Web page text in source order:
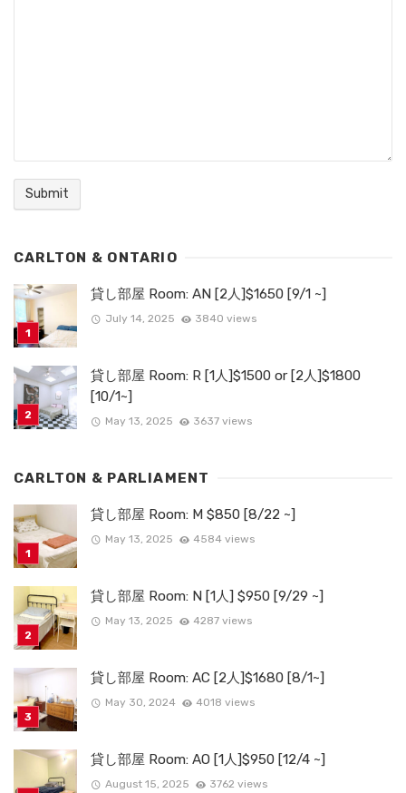
CARLTON & ONTARIO
貸し部屋 Room: AN [2人]$1650 [9/1 ~]
July 14, 2025 3840 views
貸し部屋 Room: R [1人]$1500 or [2人]$1800
[10/1~]
May 13, 2025 3637 views
CARLTON & PARLIAMENT
貸し部屋 Room: M $850 [8/22 ~]
May 13, 2025 4584 views
貸し部屋 Room: N [1人] $950 [9/29 ~]
May 13, 2025 4287 views
貸し部屋 Room: AC [2人]$1680 [8/1~]
May 30, 2024 4018 views
貸し部屋 Room: AO [1人]$950 [12/4 ~]
August 15, 2025 3762 views